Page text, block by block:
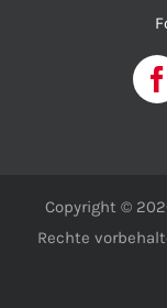
Copyright ©
Rechte